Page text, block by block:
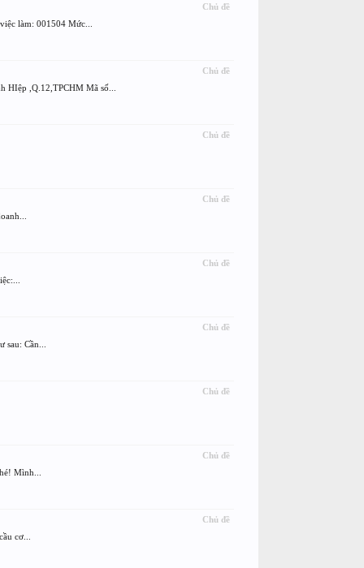
Chủ đề
làm: 001504 Mức...
Chủ đề
,Q.12,TPCHM Mã số...
Chủ đề
Chủ đề
Chủ đề
Chủ đề
Cần...
Chủ đề
Chủ đề
Mình...
Chủ đề
cơ...